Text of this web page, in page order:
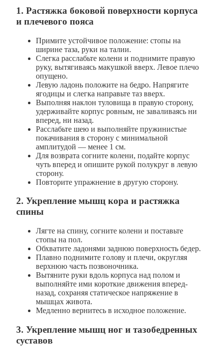
1. Растяжка боковой поверхности корпуса
и плечевого пояса
Примите устойчивое положение: стопы на
ширине таза, руки на талии.
Слегка расслабьте колени и поднимите правую
руку, вытягиваясь макушкой вверх. Левое плечо
опущено.
Левую ладонь положите на бедро. Напрягите
ягодицы и слегка направьте таз вверх.
Выполняя наклон туловища в правую сторону,
удерживайте корпус ровным, не заваливаясь ни
вперед, ни назад.
Расслабьте шею и выполняйте пружинистые
покачивания в сторону с минимальной
амплитудой — менее 1 см.
Для возврата согните колени, подайте корпус
чуть вперед и опишите рукой полукруг в левую
сторону.
Повторите упражнение в другую сторону.
2. Укрепление мышц кора и растяжка
спины
Лягте на спину, согните колени и поставьте
стопы на пол.
Обхватите ладонями заднюю поверхность бедер.
Плавно поднимите голову и плечи, округляя
верхнюю часть позвоночника.
Вытяните руки вдоль корпуса над полом и
выполняйте ими короткие движения вперед-
назад, сохраняя статическое напряжение в
мышцах живота.
Медленно вернитесь в исходное положение.
3. Укрепление мышц ног и тазобедренных
суставов